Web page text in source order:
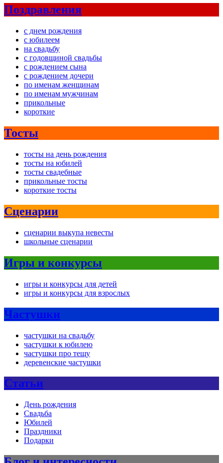
Поздравления
с днем рождения
с юбилеем
на свадьбу
с годовщиной свадьбы
с рождением сына
с рождением дочери
по именам женщинам
по именам мужчинам
прикольные
короткие
Тосты
тосты на день рождения
тосты на юбилей
тосты свадебные
прикольные тосты
короткие тосты
Сценарии
сценарии выкупа невесты
школьные сценарии
Игры и конкурсы
игры и конкурсы для детей
игры и конкурсы для взрослых
Частушки
частушки на свадьбу
частушки к юбилею
частушки про тещу
деревенские частушки
Статьи
День рождения
Свадьба
Юбилей
Праздники
Подарки